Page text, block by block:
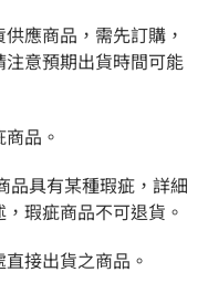
供應商品，需先訂購，
意預期出貨時間可能
品。
品具有某種瑕疵，詳細
瑕疵商品不可退貨。
直接出貨之商品。